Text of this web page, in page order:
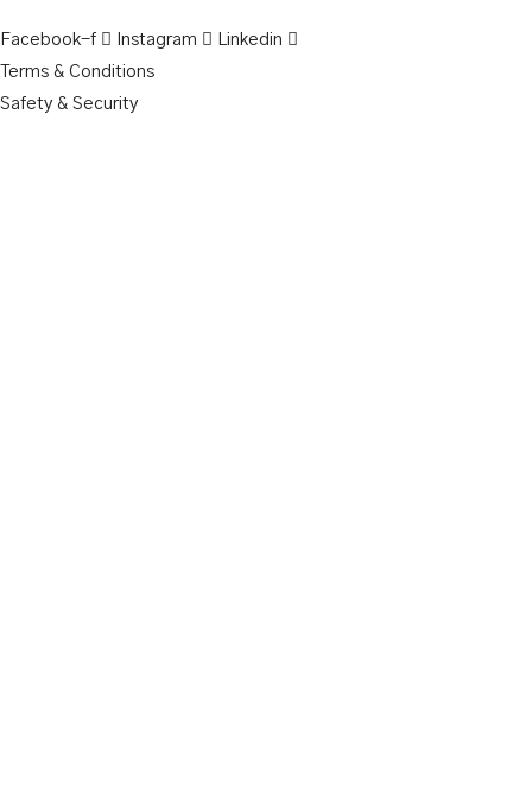
Facebook-f Instagram
Linkedin
Terms & Conditions
Safety & Security